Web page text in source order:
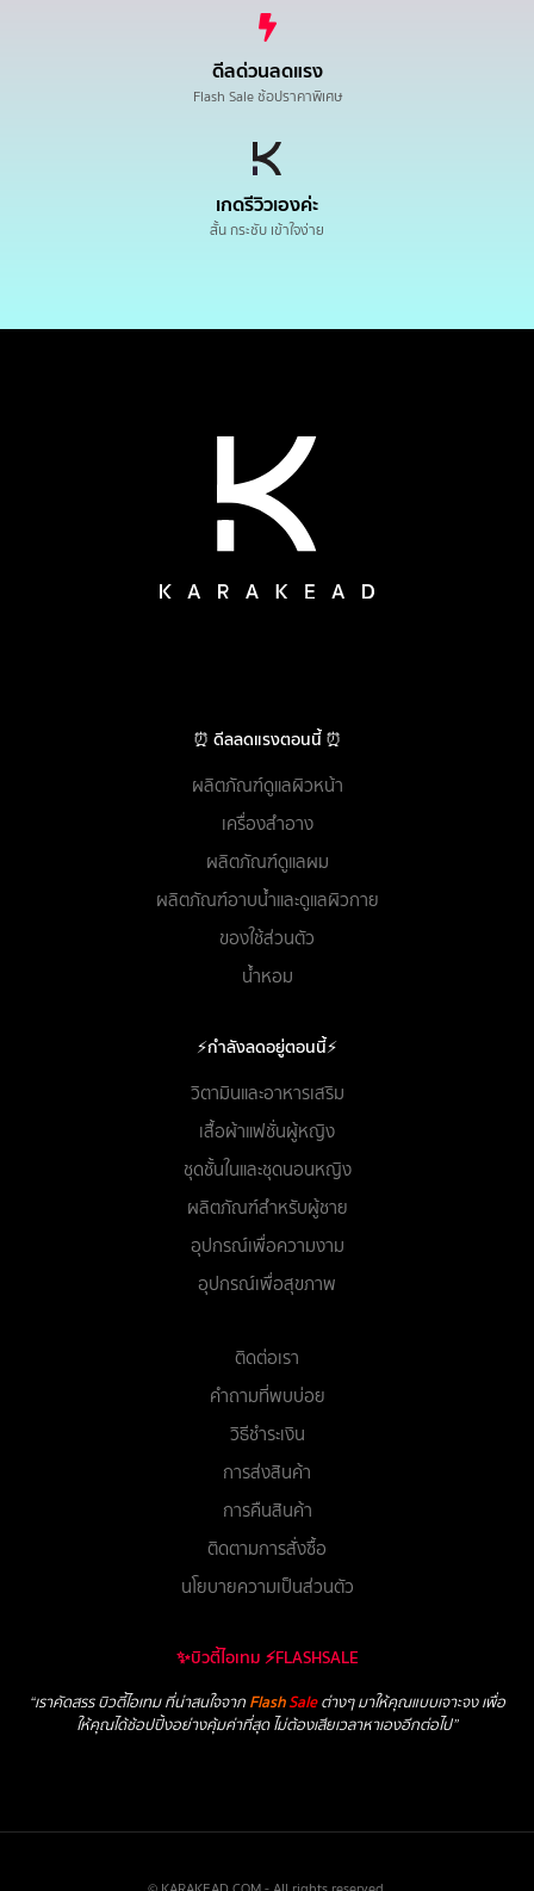
ดีลด่วนลดแรง
Flash Sale ช้อปราคาพิเศษ
เกดรีวิวเองค่ะ
สั้น กระชับ เข้าใจง่าย
⏰ ดีลลดแรงตอนนี้ ⏰
ผลิตภัณฑ์ดูแลผิวหน้า
เครื่องสำอาง
ผลิตภัณฑ์ดูแลผม
ผลิตภัณฑ์อาบน้ำและดูแลผิวกาย
ของใช้ส่วนตัว
น้ำหอม
⚡กำลังลดอยู่ตอนนี้⚡
วิตามินและอาหารเสริม
เสื้อผ้าแฟชั่นผู้หญิง
ชุดชั้นในและชุดนอนหญิง
ผลิตภัณฑ์สำหรับผู้ชาย
อุปกรณ์เพื่อความงาม
อุปกรณ์เพื่อสุขภาพ
ติดต่อเรา
คำถามที่พบบ่อย
วิธีชำระเงิน
การส่งสินค้า
การคืนสินค้า
ติดตามการสั่งซื้อ
นโยบายความเป็นส่วนตัว
✨บิวตี้ไอเทม ⚡FLASHSALE
“เราคัดสรร บิวตี้ไอเทม ที่น่าสนใจจาก FlashSaleต่างๆ มาให้คุณแบบเจาะจง เพื่อ
ให้คุณได้ช้อปปิ้งอย่างคุ้มค่าที่สุด ไม่ต้องเสียเวลาหาเองอีกต่อไป”